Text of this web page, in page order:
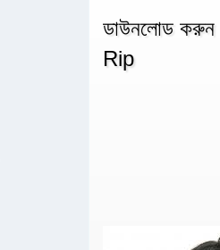
ডাউনলোড
Rip